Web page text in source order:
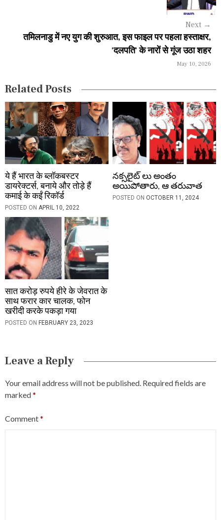
o
n
Next →
तमिलनाडु में नए युग की शुरुआत, इस फाइल पर पहला हस्ताक्षर,
'दलपति' के नारों से गूंज उठा शहर
May 10, 2026
Related Posts
ये हैं भारत के ब्लॉकबस्टर
डायरेक्टर्स, बनाये और तोड़े हैं
कमाई के कईं रिकॉर्ड
POSTED ON APRIL 10, 2022
నక్సలైట్ లు అంతం
అయిపోతారు, ఆ తరువాత
POSTED ON OCTOBER 11, 2024
सात करोड़ रुपये हीरे के जेवरात के
साथ फरार कार चालक, फोन
खरीदी करके पकड़ा गया
POSTED ON FEBRUARY 23, 2023
Leave a Reply
Your email address will not be published. Required fields are
marked*
Comment*